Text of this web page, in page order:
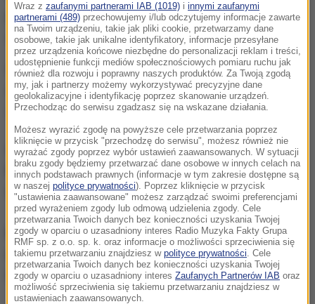
popielato-szare spodnie dresowe i czarne buty
sportowe.
Wszyscy, którzy mogą pomóc w odnalezieniu
zaginionego, proszeni są o kontakt z KPP w
Zakopanem, nr tel. 18 20 23 433 lub 997.
Gorąca Linia RMF FMjest do Waszej dyspozycji!
Przez całą dobę czekamy na informacje od Was,
zdjęcia i filmy.
Możecie dzwonić, wysyłać SMS-y lub MMS-y na
numer 600 700 800, pisać na adres mailowy
fakty@rmf.fmalbo skorzystać zformularza WWW.
Wraz z zaufanymi partnerami IAB (1019) i innymi zaufanymi
partnerami (489) przechowujemy i/lub odczytujemy informacje zawarte
na Twoim urządzeniu, takie jak pliki cookie, przetwarzamy dane
osobowe, takie jak unikalne identyfikatory, informacje przesyłane
przez urządzenia końcowe niezbędne do personalizacji reklam i treści,
udostępnienie funkcji mediów społecznościowych pomiaru ruchu jak
również dla rozwoju i poprawny naszych produktów. Za Twoją zgodą
my, jak i partnerzy możemy wykorzystywać precyzyjne dane
geolokalizacyjne i identyfikację poprzez skanowanie urządzeń.
Przechodząc do serwisu zgadzasz się na wskazane działania.
Możesz wyrazić zgodę na powyższe cele przetwarzania poprzez
kliknięcie w przycisk "przechodzę do serwisu", możesz również nie
wyrażać zgody poprzez wybór ustawień zaawansowanych. W sytuacji
braku zgody będziemy przetwarzać dane osobowe w innych celach na
innych podstawach prawnych (informacje w tym zakresie dostępne są
w naszej polityce prywatności). Poprzez kliknięcie w przycisk
"ustawienia zaawansowane" możesz zarządzać swoimi preferencjami
przed wyrażeniem zgody lub odmową udzielenia zgody. Cele
przetwarzania Twoich danych bez konieczności uzyskania Twojej
zgody w oparciu o uzasadniony interes Radio Muzyka Fakty Grupa
RMF sp. z o.o. sp. k. oraz informacje o możliwości sprzeciwienia się
takiemu przetwarzaniu znajdziesz w polityce prywatności . Cele
przetwarzania Twoich danych bez konieczności uzyskania Twojej
zgody w oparciu o uzasadniony interes Zaufanych Partnerów IAB oraz
możliwość sprzeciwienia się takiemu przetwarzaniu znajdziesz w
ustawieniach zaawansowanych.